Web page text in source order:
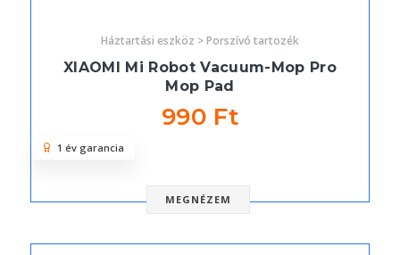
Háztartási eszköz > Porszívó tartozék
XIAOMI Mi Robot Vacuum-Mop Pro
Mop Pad
990 Ft
MEGNÉZEM
1 év garancia